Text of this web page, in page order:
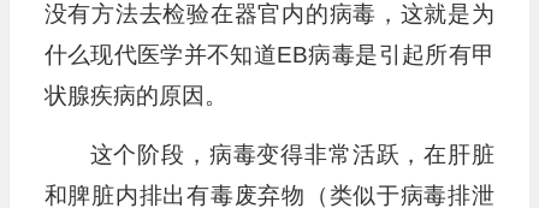
没有方法去检验在器官内的病毒，这就是为
什么现代医学并不知道EB病毒是引起所有甲
状腺疾病的原因。
这个阶段，病毒变得非常活跃，在肝脏
和脾脏内排出有毒废弃物（类似于病毒排泄